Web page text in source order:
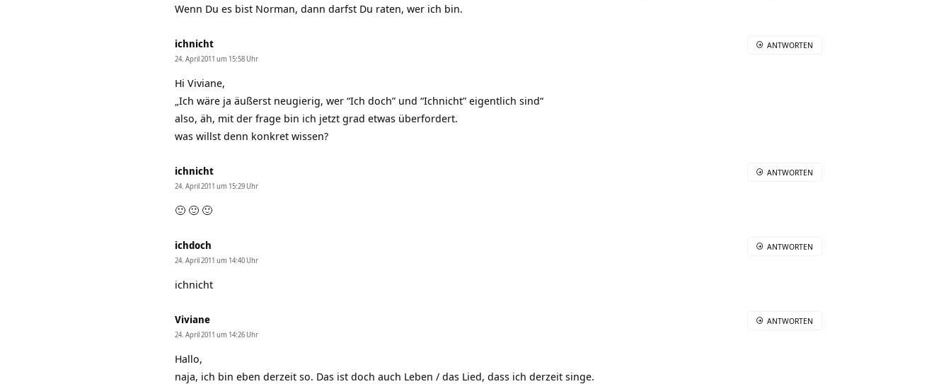
Wenn Du es bist Norman, dann darfst Du raten, wer ich bin.
ichnicht
24. April 2011 um 15:58 Uhr
Hi Viviane,
„Ich wäre ja äußerst neugierig, wer “Ich doch” und “Ichnicht” eigentlich sind“
also, äh, mit der frage bin ich jetzt grad etwas überfordert.
was willst denn konkret wissen?
ANTWORTEN
ichnicht
24. April 2011 um 15:29 Uhr
🙂 🙂 🙂
ANTWORTEN
ichdoch
24. April 2011 um 14:40 Uhr
ichnicht
ANTWORTEN
Viviane
24. April 2011 um 14:26 Uhr
Hallo,
naja, ich bin eben derzeit so. Das ist doch auch Leben / das Lied, dass ich derzeit singe.
ANTWORTEN